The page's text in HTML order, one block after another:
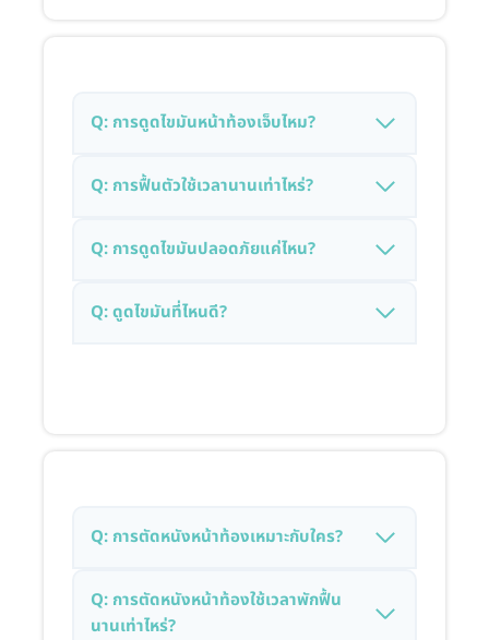
Q: การดูดไขมันหน้าท้องเจ็บไหม?
Q: การฟื้นตัวใช้เวลานานเท่าไหร่?
Q: การดูดไขมันปลอดภัยแค่ไหน?
Q: ดูดไขมันที่ไหนดี?
Q: การตัดหนังหน้าท้องเหมาะกับใคร?
Q: การตัดหนังหน้าท้องใช้เวลาพักฟื้น
นานเท่าไหร่?